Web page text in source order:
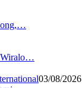
Wiralo…
03/08/2026